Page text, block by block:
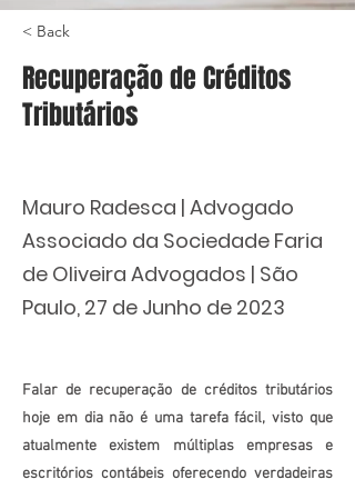
< Back
Recuperação de Créditos
Tributários
Mauro Radesca | Advogado
Associado da Sociedade Faria
de Oliveira Advogados | São
Paulo, 27 de Junho de 2023
Falar de recuperação de créditos tributários
hoje em dia não é uma tarefa fácil, visto que
atualmente existem múltiplas empresas e
escritórios contábeis oferecendo verdadeiras